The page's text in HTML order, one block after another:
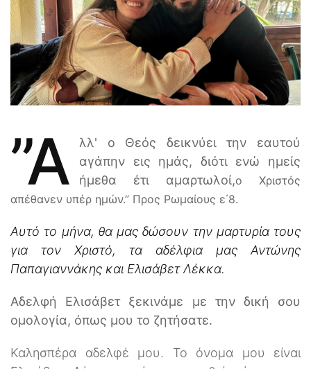
”Α
λλ' ο Θεός δεικνύει την εαυτού
αγάπην εις ημάς, διότι ενώ ημείς
ήμεθα έτι αμαρτωλοί,ο Χριστός
απέθανεν υπέρ ημών.” Προς Ρωμαίους ε΄8.
Αυτό το μήνα, θα μας δώσουν την μαρτυρία τους
για τον Χριστό, τα αδέλφια μας Αντώνης
Παπαγιαννάκης και Ελισάβετ Λέκκα.
Αδελφή Ελισάβετ ξεκινάμε με την δική σου
ομολογία, όπως μου το ζητήσατε.
Καλησπέρα αδελφέ μου. Το όνομα μου είναι